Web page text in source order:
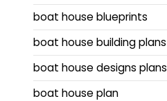
boat house blueprints
boat house building plans
boat house designs plans
boat house plan